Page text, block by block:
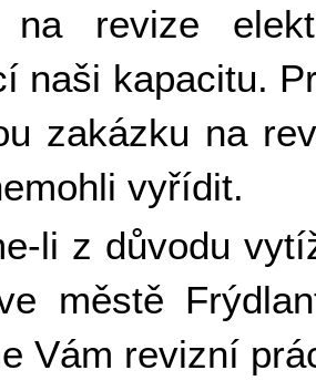
na revize
naši kapacitu.
zakázku na
vyřídit.
li z důvodu
městě
Vám revizní